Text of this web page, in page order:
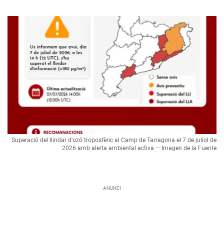
Superació del llindar d'ozó troposfèric al Camp de Tarragona el 7 de juliol de
2026 amb alerta ambiental activa — Imagen de la Fuente